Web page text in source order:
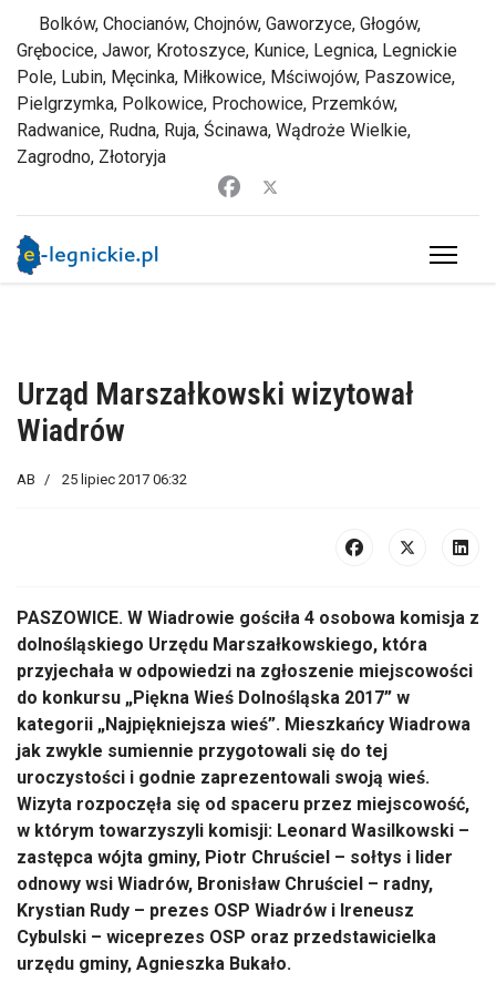
Bolków, Chocianów, Chojnów, Gaworzyce, Głogów,
Grębocice, Jawor, Krotoszyce, Kunice, Legnica, Legnickie
Pole, Lubin, Męcinka, Miłkowice, Mściwojów, Paszowice,
Pielgrzymka, Polkowice, Prochowice, Przemków,
Radwanice, Rudna, Ruja, Ścinawa, Wądroże Wielkie,
Zagrodno, Złotoryja
Urząd Marszałkowski wizytował
Wiadrów
AB 25 lipiec 2017 06:32
PASZOWICE. W Wiadrowie gościła 4 osobowa komisja z
dolnośląskiego Urzędu Marszałkowskiego, która
przyjechała w odpowiedzi na zgłoszenie miejscowości
do konkursu „Piękna Wieś Dolnośląska 2017” w
kategorii „Najpiękniejsza wieś”. Mieszkańcy Wiadrowa
jak zwykle sumiennie przygotowali się do tej
uroczystości i godnie zaprezentowali swoją wieś.
Wizyta rozpoczęła się od spaceru przez miejscowość,
w którym towarzyszyli komisji: Leonard Wasilkowski –
zastępca wójta gminy, Piotr Chruściel – sołtys i lider
odnowy wsi Wiadrów, Bronisław Chruściel – radny,
Krystian Rudy – prezes OSP Wiadrów i Ireneusz
Cybulski – wiceprezes OSP oraz przedstawicielka
urzędu gminy, Agnieszka Bukało.